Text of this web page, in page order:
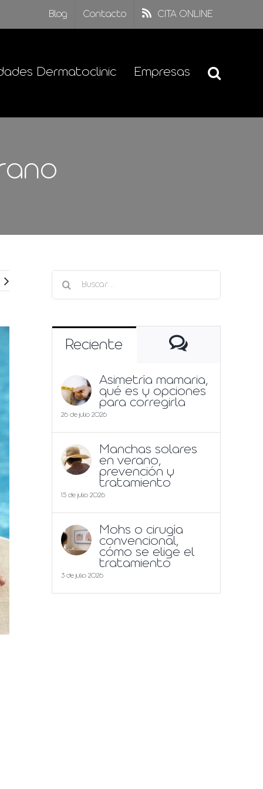
Blog Contacto CITA ONLINE
Dermatoclinic Empresas
Buscar:
Reciente
Asimetría mamaria,
qué es y opciones
para corregirla
26 de julio 2026
Manchas solares
en verano,
prevención y
tratamiento
15 de julio 2026
Mohs o cirugía
convencional,
cómo se elige el
tratamiento
3 de julio 2026